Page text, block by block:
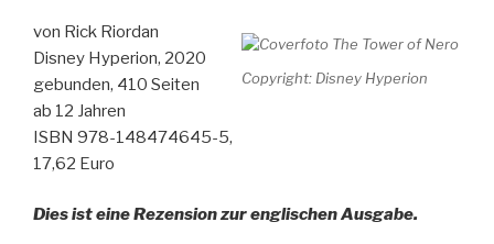
lives.“
Copyright: Disney Hyperion
von Rick Riordan
Disney Hyperion, 2020
gebunden, 410 Seiten
ab 12 Jahren
ISBN 978-148474645-5,
17,62 Euro
Dies ist eine Rezension zur englischen Ausgabe.